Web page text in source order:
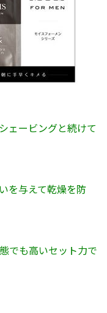
ェービングと続けて
を与えて乾燥を防
でも高いセット力で